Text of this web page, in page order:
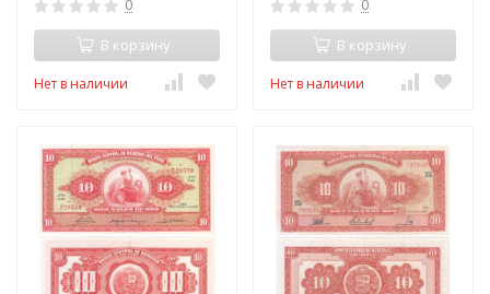
0
В корзину
Нет в наличии
0
В корзину
Нет в наличии